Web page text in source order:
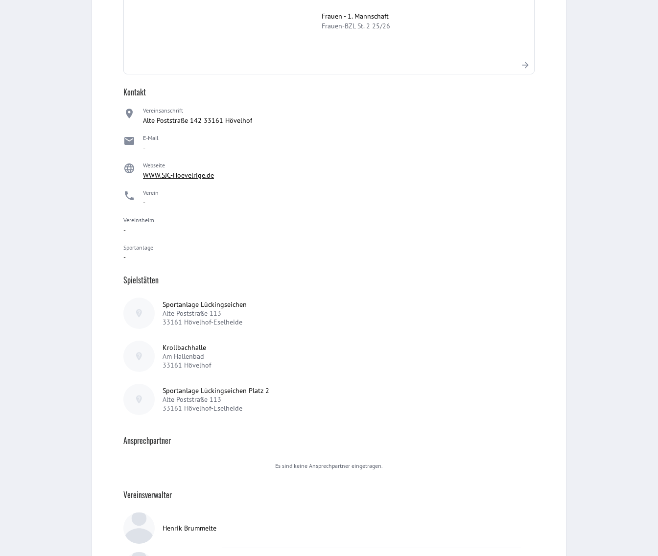
Frauen - 1. Mannschaft
Frauen-BZL St. 2 25/26
Kontakt
Vereinsanschrift
Alte Poststraße 142 33161 Hövelhof
E-Mail
-
Webseite
WWW.SJC-Hoevelrige.de
Verein
-
Vereinsheim
-
Sportanlage
-
Spielstätten
Sportanlage Lückingseichen
Alte Poststraße 113
33161 Hövelhof-Eselheide
Krollbachhalle
Am Hallenbad
33161 Hövelhof
Sportanlage Lückingseichen Platz 2
Alte Poststraße 113
33161 Hövelhof-Eselheide
Ansprechpartner
Es sind keine Ansprechpartner eingetragen.
Vereinsverwalter
Henrik Brummelte